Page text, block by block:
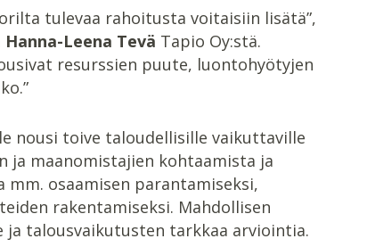
tulevaa rahoitusta voitaisiin lisätä”,
Hanna-Leena Tevä Tapio Oy:stä.
resurssien puute, luontohyötyjen
nousi toive taloudellisille vaikuttaville
maanomistajien kohtaamista ja
osaamisen parantamiseksi,
rakentamiseksi. Mahdollisen
talousvaikutusten tarkkaa arviointia.